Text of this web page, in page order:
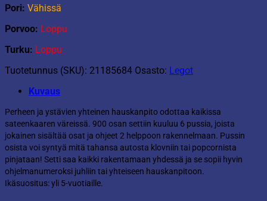
Pori: Vähissä
Porvoo: Loppu
Turku: Loppu
Tuotetunnus (SKU): 21185684 Osasto: Legot
Kuvaus
Perheen ja ystävien yhteinen hauskanpito odottaa kaikissa
sateenkaaren väreissä. 900 osan settiin kuuluu 6 pussia, joista
jokainen sisältää osat ja ohjeet 2 helppoon rakennelmaan. Pussin
osista voi syntyä mitä tahansa autosta klovniin tai popcornista
pinjataan! Setti saa kaikki rakentamaan yhdessä ja se sopii hyvin
ohjelmanumeroksi juhliin tai yhteiseen hauskanpitoon.
Ikäsuositus: yli 5-vuotiaille.